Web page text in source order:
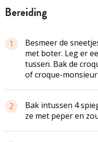
bereiding
1
Besmeer de
met boter. Leg er
tussen. Bak de
of croque-
2
Bak intussen 4
ze met peper en